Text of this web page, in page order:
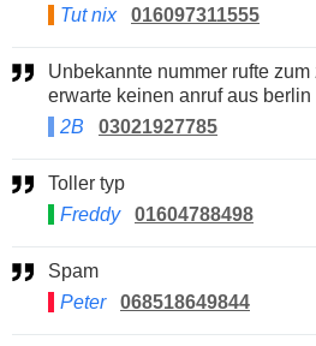
Tut nix
016097311555
Unbekannte nummer rufte zum zweiten mal an. ich
erwarte keinen anruf aus berlin
2B
03021927785
Toller typ
Freddy
01604788498
Spam
Peter
068518649844